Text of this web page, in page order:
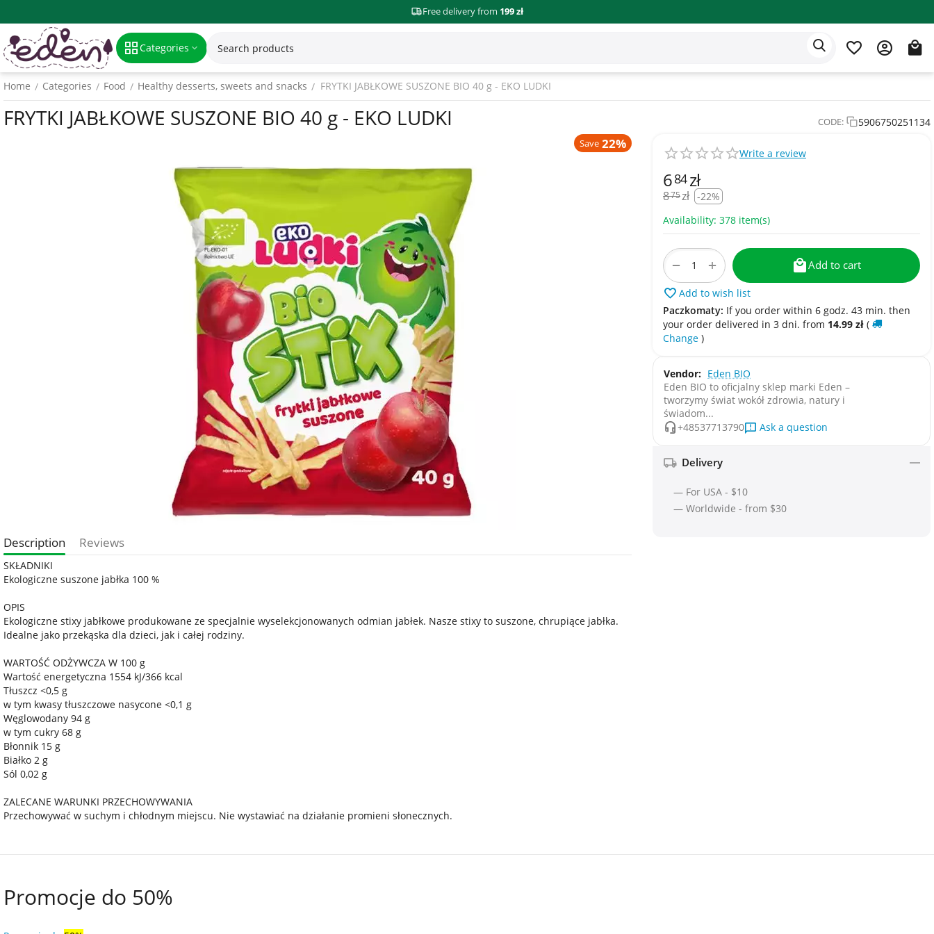
Free delivery from 199 zł
Categories
Home / Categories / Food / Healthy desserts, sweets and snacks / FRYTKI JABŁKOWE SUSZONE BIO 40 g - EKO LUDKI
FRYTKI JABŁKOWE SUSZONE BIO 40 g - EKO LUDKI CODE: 5906750251134
Write a review
684zł
875zł -22%
Availability: 378 item(s)
+
− Add to cart
Add to wish list
Paczkomaty: If you order within 6 godz. 43 min. then
your order delivered in 3 dni. from 14.99 zł (
Change )
Vendor: Eden BIO
Eden BIO to oficjalny sklep marki Eden –
tworzymy świat wokół zdrowia, natury i
świadom...
+48537713790
Ask a question
Delivery
— For USA - $10
— Worldwide - from $30
Description Reviews
SKŁADNIKI
Ekologiczne suszone jabłka 100 %
OPIS
Ekologiczne stixy jabłkowe produkowane ze specjalnie wyselekcjonowanych odmian jabłek. Nasze stixy to suszone, chrupiące jabłka.
Idealne jako przekąska dla dzieci, jak i całej rodziny.
WARTOŚĆ ODŻYWCZA W 100 g
Wartość energetyczna 1554 kJ/366 kcal
Tłuszcz <0,5 g
w tym kwasy tłuszczowe nasycone <0,1 g
Węglowodany 94 g
w tym cukry 68 g
Błonnik 15 g
Białko 2 g
Sól 0,02 g
ZALECANE WARUNKI PRZECHOWYWANIA
Przechowywać w suchym i chłodnym miejscu. Nie wystawiać na działanie promieni słonecznych.
Promocje do 50%